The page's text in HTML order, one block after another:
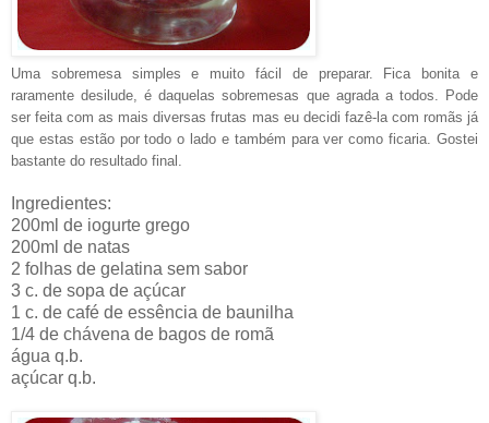
Uma sobremesa simples e muito fácil de preparar. Fica bonita e
raramente desilude, é daquelas sobremesas que agrada a todos. Pode
ser feita com as mais diversas frutas mas eu decidi fazê-la com romãs já
que estas estão por todo o lado e também para ver como ficaria. Gostei
bastante do resultado final.
Ingredientes:
200ml de iogurte grego
200ml de natas
2 folhas de gelatina sem sabor
3 c. de sopa de açúcar
1 c. de café de essência de baunilha
1/4 de chávena de bagos de romã
água q.b.
açúcar q.b.